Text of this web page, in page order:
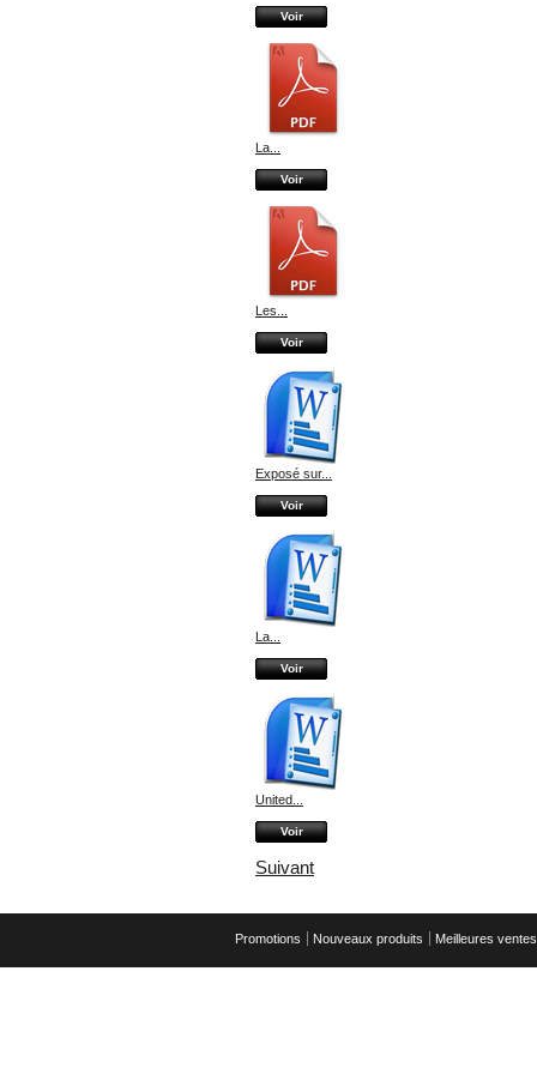
Voir
La...
Voir
Les...
Voir
Exposé sur...
Voir
La...
Voir
United...
Voir
Suivant
Promotions Nouveaux produits Meilleures ventes